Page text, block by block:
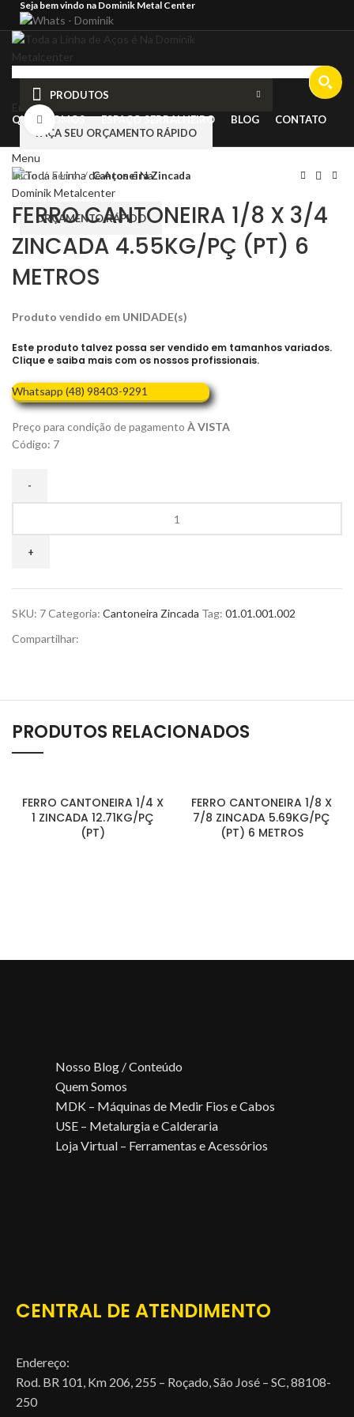
Seja bem vindo na Dominik Metal Center
Entrar/cadastrar
FAÇA SEU ORÇAMENTO RÁPIDO
Menu
ORÇAMENTO RÁPIDO
PRODUTOS
QUEM SOMOS
ESPAÇO SERRALHEIRO BLOG CONTATO
Clique para ampliar
Início Ferro Cantoneira Zincada
FERRO CANTONEIRA 1/8 X 3/4
ZINCADA 4.55KG/PÇ (PT) 6
METROS
Produto vendido em UNIDADE(s)
Este produto talvez possa ser vendido em tamanhos variados.
Clique e saiba mais com os nossos profissionais.
Whatsapp (48) 98403-9291
Preço para condição de pagamento À VISTA
Código: 7
SKU: 7Categoria: Cantoneira Zincada Tag: 01.01.001.002
Compartilhar:
PRODUTOS RELACIONADOS
FERRO CANTONEIRA 1/4 X
1 ZINCADA 12.71KG/PÇ
(PT)
FERRO CANTONEIRA 1/8 X
7/8 ZINCADA 5.69KG/PÇ
(PT) 6 METROS
Nosso Blog / Conteúdo
Quem Somos
MDK – Máquinas de Medir Fios e Cabos
USE – Metalurgia e Calderaria
Loja Virtual – Ferramentas e Acessórios
CENTRAL DE ATENDIMENTO
Endereço:
Rod. BR 101, Km 206, 255 – Roçado, São José – SC, 88108-
250